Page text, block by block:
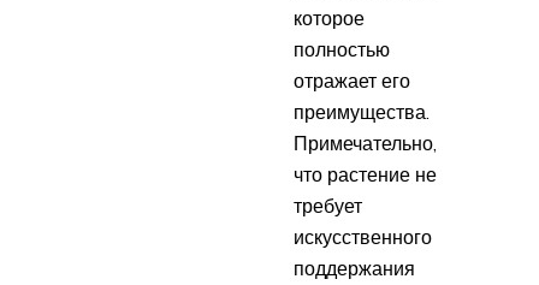
которое
полностью
отражает его
преимущества.
Примечательно,
что растение не
требует
искусственного
поддержания